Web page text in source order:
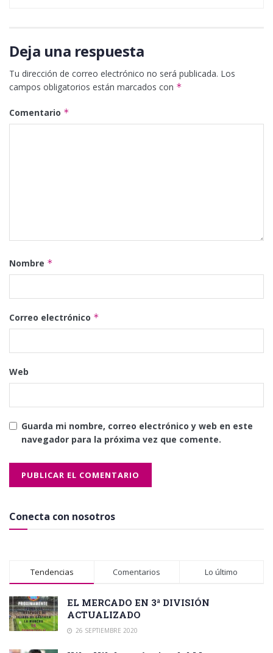
Deja una respuesta
Tu dirección de correo electrónico no será publicada. Los
campos obligatorios están marcados con *
Comentario *
Nombre *
Correo electrónico *
Web
Guarda mi nombre, correo electrónico y web en este
navegador para la próxima vez que comente.
Conecta con nosotros
Tendencias Comentarios Lo último
EL MERCADO EN 3ª DIVISIÓN
ACTUALIZADO
26 SEPTIEMBRE 2020